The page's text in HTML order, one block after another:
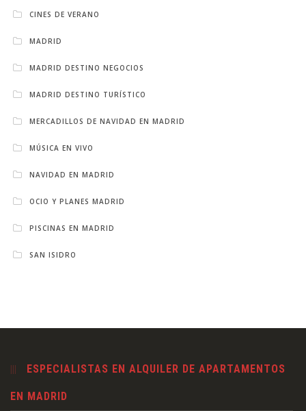
CINES DE VERANO
MADRID
MADRID DESTINO NEGOCIOS
MADRID DESTINO TURÍSTICO
MERCADILLOS DE NAVIDAD EN MADRID
MÚSICA EN VIVO
NAVIDAD EN MADRID
OCIO Y PLANES MADRID
PISCINAS EN MADRID
SAN ISIDRO
ESPECIALISTAS EN ALQUILER DE APARTAMENTOS
EN MADRID